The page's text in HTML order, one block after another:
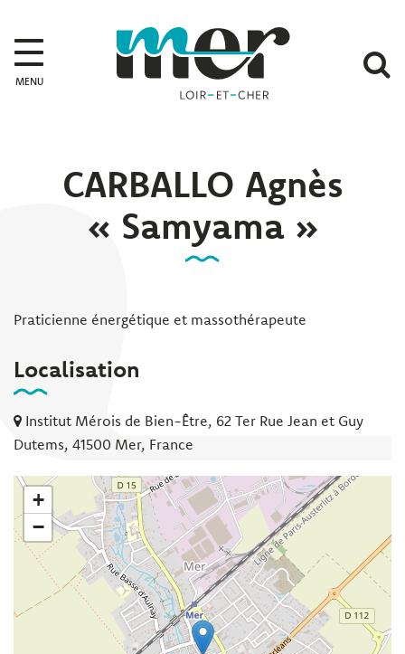
MENU
CARBALLO Agnès
« Samyama »
Praticienne énergétique et massothérapeute
Localisation
Institut Mérois de Bien-Être, 62 Ter Rue Jean et Guy
Dutems, 41500 Mer, France
+
−